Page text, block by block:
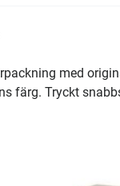
med
färg. Tryckt